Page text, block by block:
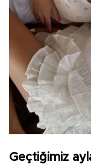
Geçtiğimiz